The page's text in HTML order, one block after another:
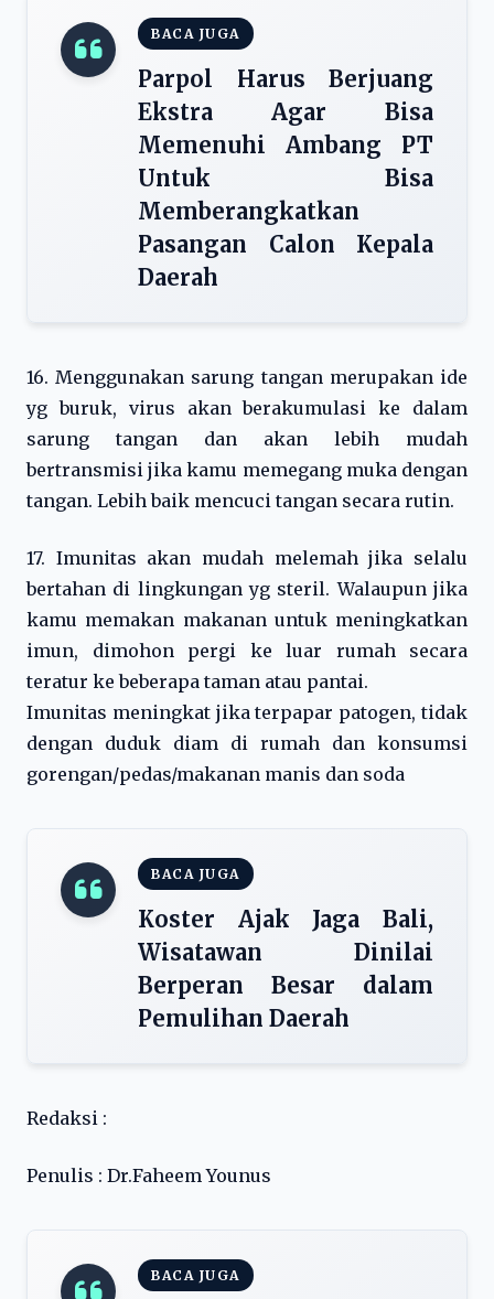
BACA JUGA
Parpol Harus Berjuang
Ekstra Agar Bisa
Memenuhi Ambang PT
Untuk Bisa
Memberangkatkan
Pasangan Calon Kepala
Daerah
16. Menggunakan sarung tangan merupakan ide
yg buruk, virus akan berakumulasi ke dalam
sarung tangan dan akan lebih mudah
bertransmisi jika kamu memegang muka dengan
tangan. Lebih baik mencuci tangan secara rutin.
17. Imunitas akan mudah melemah jika selalu
bertahan di lingkungan yg steril. Walaupun jika
kamu memakan makanan untuk meningkatkan
imun, dimohon pergi ke luar rumah secara
teratur ke beberapa taman atau pantai.
Imunitas meningkat jika terpapar patogen, tidak
dengan duduk diam di rumah dan konsumsi
gorengan/pedas/makanan manis dan soda
BACA JUGA
Koster Ajak Jaga Bali,
Wisatawan Dinilai
Berperan Besar dalam
Pemulihan Daerah
Redaksi :
Penulis : Dr.Faheem Younus
BACA JUGA